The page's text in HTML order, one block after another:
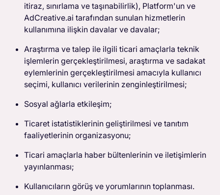
itiraz, sınırlama ve taşınabilirlik), Platform'un ve
AdCreative.ai tarafından sunulan hizmetlerin
kullanımına ilişkin davalar ve davalar;
Araştırma ve talep ile ilgili ticari amaçlarla teknik
işlemlerin gerçekleştirilmesi, araştırma ve sadakat
eylemlerinin gerçekleştirilmesi amacıyla kullanıcı
seçimi, kullanıcı verilerinin zenginleştirilmesi;
Sosyal ağlarla etkileşim;
Ticaret istatistiklerinin geliştirilmesi ve tanıtım
faaliyetlerinin organizasyonu;
Ticari amaçlarla haber bültenlerinin ve iletişimlerin
yayınlanması;
Kullanıcıların görüş ve yorumlarının toplanması.